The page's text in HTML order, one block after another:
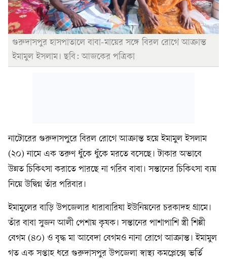
গুরুদাসপুর হাসপাতালে বাবা-মায়ের সঙ্গে বিরল রোগে আক্রান্ত
ইমামুল ইসলাম। ছবি: আজকের পত্রিকা
নাটোরের গুরুদাসপুরে বিরল রোগে আক্রান্ত হয়ে ইমামুল ইসলাম
(২০) নামে এক তরুণ ধুঁকে ধুঁকে মরতে বসেছে। টাকার অভাবে
উন্নত চিকিৎসা করাতে পারছে না গরিব বাবা। সন্তানের চিকিৎসা ব্যয়
নিয়ে উদ্বিগ্ন তাঁর পরিবার।
ইমামুলের বাড়ি উপজেলার ধারাবারিষা ইউনিয়নের চরকাদহ গ্রামে।
তাঁর বাবা সুজন আলী পেশায় কৃষক। সন্তানের পাশাপাশি স্ত্রী শিল্পী
বেগম (৪০) ও বৃদ্ধ মা আবেদা বেগমও নানা রোগে আক্রান্ত। ইমামুল
গত এক সপ্তাহ ধরে গুরুদাসপুর উপজেলা স্বাস্থ্য কমপ্লেক্সে ভর্তি